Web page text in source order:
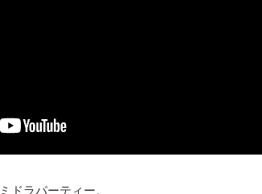
ドラパーティー。